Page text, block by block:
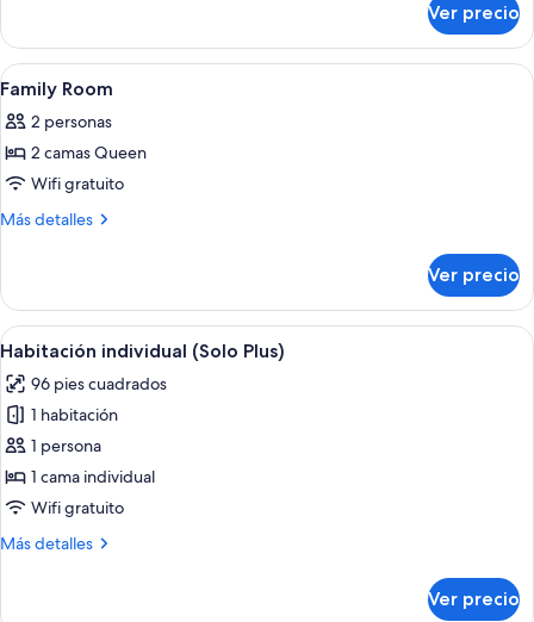
Plus
Room
Ver precio
Abrir
todas
las
fotos
de
Family
Escritorio, insonorización, wifi gratis
4
Family Room
2 personas
2 camas Queen
Wifi gratuito
Más detalles
Más
Room
Ver precio
Abrir
todas
las
fotos
de
Habitación
individual
Plus)
Una habitación de hotel con cama,
7
Habitación individual (Solo Plus)
96 pies cuadrados
1 habitación
1 persona
1 cama individual
Wifi gratuito
Más detalles
Más
Ver precio